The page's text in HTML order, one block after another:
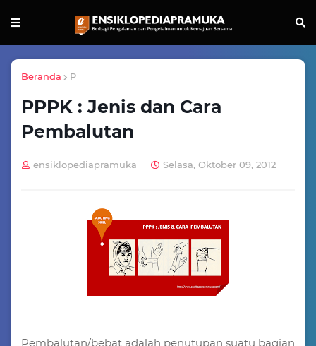
Beranda P
PPPK : Jenis dan Cara
Pembalutan
ensiklopediapramuka Selasa, Oktober 09, 2012
Pembalutan/bebat adalah penutupan suatu bagian